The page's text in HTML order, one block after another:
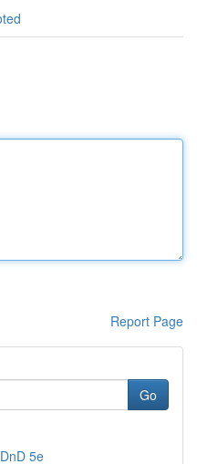
Report Page
Go
5e